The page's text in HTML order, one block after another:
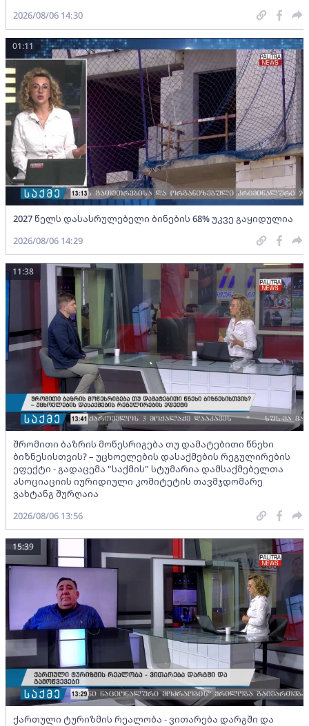
2026/08/06 14:30
2027 წელს დასასრულებელი ბინების 68% უკვე გაყიდულია
01:11
2026/08/06 14:29
შრომითი ბაზრის მოწესრიგება თუ დამატებითი წნეხი
ბიზნესისთვის? – უცხოელების დასაქმების რეგულირების
ეფექტი - გადაცემა "საქმის" სტუმარია დამსაქმებელთა
ასოციაციის იურიდიული კომიტეტის თავმჯდომარე
ვახტანგ შურღაია
11:38
2026/08/06 13:56
ქართული ტურიზმის რეალობა - ვითარება დარგში და
15:39